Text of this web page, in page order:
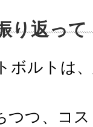
り返って
ボルトは
つつ、コ